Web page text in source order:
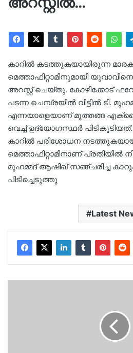
കാറിൽ കടത്തുകയായിരുന്ന
മെത്താഫിറ്റാമിനുമായി
അറസ്റ്റ് ചെയ്തു. കോഴിക്കോട്
പടന്ന ചെമ്പ്രയിൽ വീട്ടിൽ ടി.
എന്നയാളെയാണ് മുത്തങ്ങ
വെച്ച് ഉദ്യോഗസ്ഥർ
കാറിൽ പരിശോധന
മെത്താഫിറ്റാമിനാണ് പ്രതിയിൽ
മുഹമ്മദ് ആഷിഖ് സഞ്ചരിച്ച
പിടിച്ചെടുത്തു
Latest